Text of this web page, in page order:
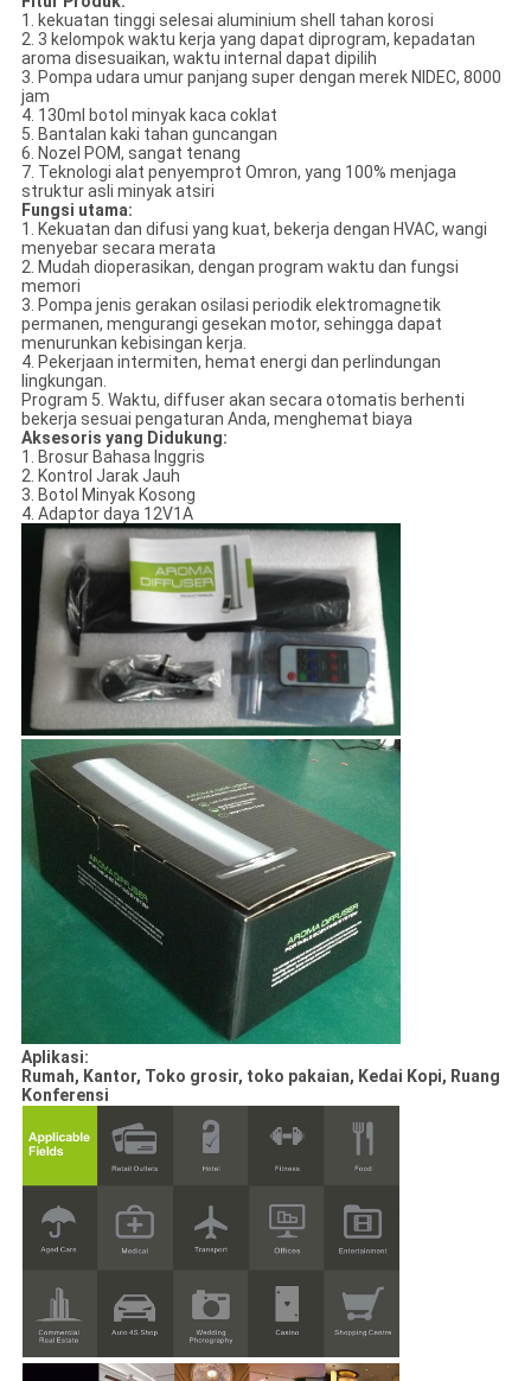
1. kekuatan tinggi selesai aluminium shell tahan korosi
2. 3 kelompok waktu kerja yang dapat diprogram, kepadatan
aroma disesuaikan, waktu internal dapat dipilih
3. Pompa udara umur panjang super dengan merek NIDEC, 8000
jam
4. 130ml botol minyak kaca coklat
5. Bantalan kaki tahan guncangan
6. Nozel POM, sangat tenang
7. Teknologi alat penyemprot Omron, yang 100% menjaga
struktur asli minyak atsiri
Fungsi utama:
1. Kekuatan dan difusi yang kuat, bekerja dengan HVAC, wangi
menyebar secara merata
2. Mudah dioperasikan, dengan program waktu dan fungsi
memori
3. Pompa jenis gerakan osilasi periodik elektromagnetik
permanen, mengurangi gesekan motor, sehingga dapat
menurunkan kebisingan kerja.
4. Pekerjaan intermiten, hemat energi dan perlindungan
lingkungan.
Program 5. Waktu, diffuser akan secara otomatis berhenti
bekerja sesuai pengaturan Anda, menghemat biaya
Aksesoris yang Didukung:
1. Brosur Bahasa Inggris
2. Kontrol Jarak Jauh
3. Botol Minyak Kosong
4. Adaptor daya 12V1A
Aplikasi:
Rumah, Kantor, Toko grosir, toko pakaian, Kedai Kopi, Ruang
Konferensi